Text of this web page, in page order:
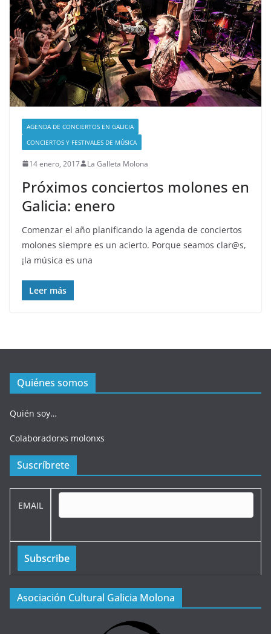
AGENDA DE CONCIERTOS EN GALICIA
CONCIERTOS Y FESTIVALES DE MÚSICA
14 enero, 2017 La Galleta Molona
Próximos conciertos molones en
Galicia: enero
Comenzar el año planificando la agenda de conciertos
molones siempre es un acierto. Porque seamos clar@s,
¡la música es una
Leer más
Quiénes somos
Quién soy…
Colaboradorxs molonxs
Suscríbrete
EMAIL
Asociación Cultural Galicia Molona